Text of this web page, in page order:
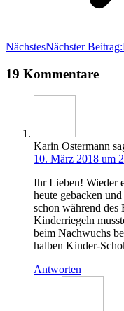
NächstesNächster Beitrag:
19 Kommentare
Karin Ostermann
10. März 2018 um
Ihr Lie­ben! Wie­der
heu­te geba­cken
schon wäh­rend des
Kin­der­rie­geln
beim Nach­wuchs
hal­ben Kin­der-
Antworten